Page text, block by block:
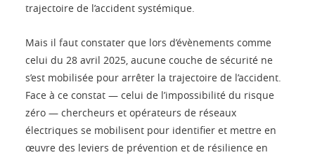
trajectoire de l’accident systémique.
Mais il faut constater que lors d’évènements comme
celui du 28 avril 2025, aucune couche de sécurité ne
s’est mobilisée pour arrêter la trajectoire de l’accident.
Face à ce constat — celui de l’impossibilité du risque
zéro — chercheurs et opérateurs de réseaux
électriques se mobilisent pour identifier et mettre en
œuvre des leviers de prévention et de résilience en